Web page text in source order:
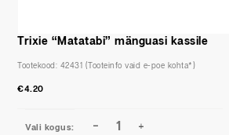
Trixie “Matatabi” mänguasi kassile
€4.20
Tootekood: 42431